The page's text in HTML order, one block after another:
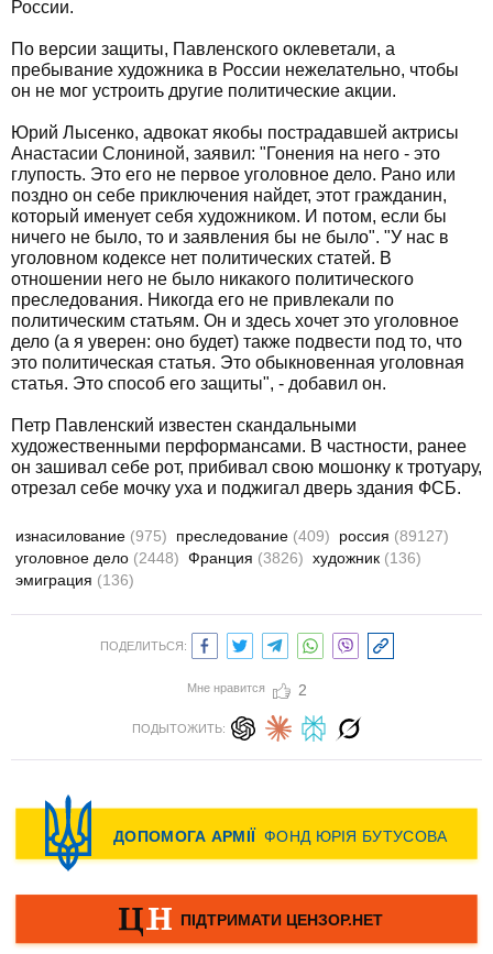
России.
По версии защиты, Павленского оклеветали, а
пребывание художника в России нежелательно, чтобы
он не мог устроить другие политические акции.
Юрий Лысенко, адвокат якобы пострадавшей актрисы
Анастасии Слониной, заявил: "Гонения на него - это
глупость. Это его не первое уголовное дело. Рано или
поздно он себе приключения найдет, этот гражданин,
который именует себя художником. И потом, если бы
ничего не было, то и заявления бы не было". "У нас в
уголовном кодексе нет политических статей. В
отношении него не было никакого политического
преследования. Никогда его не привлекали по
политическим статьям. Он и здесь хочет это уголовное
дело (а я уверен: оно будет) также подвести под то, что
это политическая статья. Это обыкновенная уголовная
статья. Это способ его защиты", - добавил он.
Петр Павленский известен скандальными
художественными перформансами. В частности, ранее
он зашивал себе рот, прибивал свою мошонку к тротуару,
отрезал себе мочку уха и поджигал дверь здания ФСБ.
изнасилование (975) преследование (409) россия (89127)
уголовное дело (2448) Франция (3826) художник (136)
эмиграция (136)
ПОДЕЛИТЬСЯ:
Мне нравится 2
ПОДЫТОЖИТЬ: